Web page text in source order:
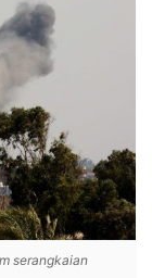
serangkaian